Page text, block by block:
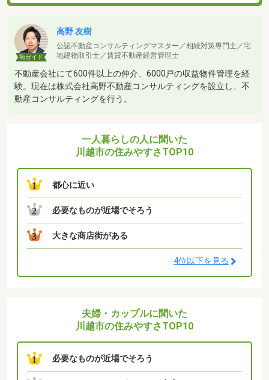
街ガイド
高野 友樹
公認不動産コンサルティングマスター／相続対策専門士／宅
地建物取引士／賃貸不動産経営管理士
不動産会社にて600件以上の仲介、6000戸の収益物件管理を経
験。現在は株式会社高野不動産コンサルティングを設立し、不
動産コンサルティングを行う。
一人暮らしの人に聞いた
川越市の住みやすさTOP10
1 都心に近い
2 必要なものが近場でそろう
3 大きな商店街がある
4位以下を見る
夫婦・カップルに聞いた
川越市の住みやすさTOP10
1 必要なものが近場でそろう